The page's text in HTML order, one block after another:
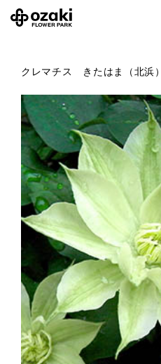
クレマチス きたはま（北浜）